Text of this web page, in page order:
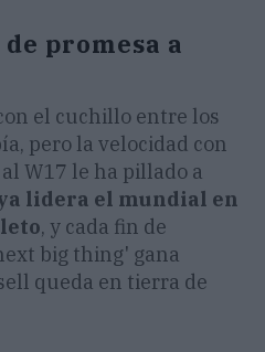
promesa a
el cuchillo entre los
pero la velocidad con
W17 le ha pillado a
lidera el mundial en
, y cada fin de
big thing' gana
queda en tierra de